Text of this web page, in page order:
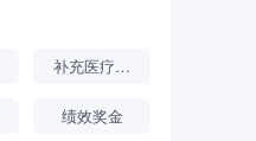
补充医疗保险
绩效奖金